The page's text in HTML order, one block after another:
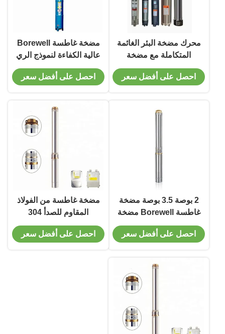
محرك مضخة البئر الغائمة
المتكاملة مع مضخة
غارقة في البئر تحت
الأرض للضخ
احصل على أفضل سعر
مضخة غاطسة Borewell
عالية الكفاءة لنموذج الري
QJ مادة الحديد الزهر
الجهد 380 فولت/50bz
احصل على أفضل سعر
2 بوصة 3.5 بوصة مضخة
غاطسة Borewell مضخة
غاطسة متعددة المراحل
بئر عميق
احصل على أفضل سعر
مضخة غاطسة من الفولاذ
المقاوم للصدأ 304
Borewell 3hp مضخة بئر
غاطسة محرك مغلق
احصل على أفضل سعر